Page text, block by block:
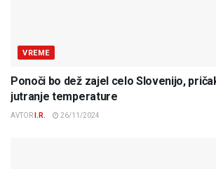
VREME
Ponoči bo dež zajel celo Slovenijo,
jutranje temperature
AVTOR I.R. 26/11/2024